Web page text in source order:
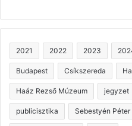
2021 2022 2023
Budapest Csíkszereda
Haáz Rezső Múzeum jegyzet
publicisztika Sebestyén Péter